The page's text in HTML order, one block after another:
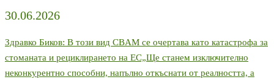
30.06.2026
Здравко Биков: В този вид CBAM се очертава като катастрофа за
стоманата и рециклирането на ЕС„Ще станем изключително
неконкурентно способни, напълно откъснати от реалността, а